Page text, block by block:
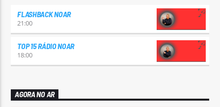
FLASHBACK NOAR
21:00
TOP 15 RÁDIO NOAR
18:00
AGORA NO AR